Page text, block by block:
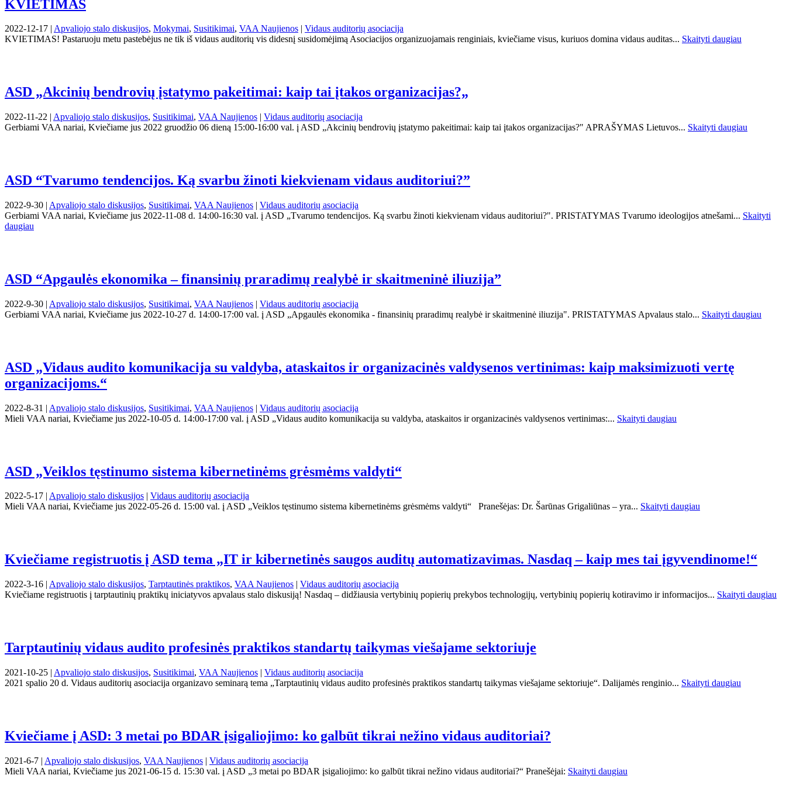
KVIETIMAS
2022-12-17 | Apvaliojo stalo diskusijos, Mokymai, Susitikimai, VAA Naujienos | Vidaus auditorių asociacija
KVIETIMAS! Pastaruoju metu pastebėjus ne tik iš vidaus auditorių vis didesnį susidomėjimą Asociacijos organizuojamais renginiais, kviečiame visus, kuriuos domina vidaus auditas... Skaityti daugiau
ASD „Akcinių bendrovių įstatymo pakeitimai: kaip tai įtakos organizacijas?„
2022-11-22 | Apvaliojo stalo diskusijos, Susitikimai, VAA Naujienos | Vidaus auditorių asociacija
Gerbiami VAA nariai, Kviečiame jus 2022 gruodžio 06 dieną 15:00-16:00 val. į ASD „Akcinių bendrovių įstatymo pakeitimai: kaip tai įtakos organizacijas?" APRAŠYMAS Lietuvos... Skaityti daugiau
ASD “Tvarumo tendencijos. Ką svarbu žinoti kiekvienam vidaus auditoriui?”
2022-9-30 | Apvaliojo stalo diskusijos, Susitikimai, VAA Naujienos | Vidaus auditorių asociacija
Gerbiami VAA nariai, Kviečiame jus 2022-11-08 d. 14:00-16:30 val. į ASD „Tvarumo tendencijos. Ką svarbu žinoti kiekvienam vidaus auditoriui?". PRISTATYMAS Tvarumo ideologijos atnešami... Skaityti
daugiau
ASD “Apgaulės ekonomika – finansinių praradimų realybė ir skaitmeninė iliuzija”
2022-9-30 | Apvaliojo stalo diskusijos, Susitikimai, VAA Naujienos | Vidaus auditorių asociacija
Gerbiami VAA nariai, Kviečiame jus 2022-10-27 d. 14:00-17:00 val. į ASD „Apgaulės ekonomika - finansinių praradimų realybė ir skaitmeninė iliuzija". PRISTATYMAS Apvalaus stalo... Skaityti daugiau
ASD „Vidaus audito komunikacija su valdyba, ataskaitos ir organizacinės valdysenos vertinimas: kaip maksimizuoti vertę
organizacijoms.“
2022-8-31 | Apvaliojo stalo diskusijos, Susitikimai, VAA Naujienos | Vidaus auditorių asociacija
Mieli VAA nariai, Kviečiame jus 2022-10-05 d. 14:00-17:00 val. į ASD „Vidaus audito komunikacija su valdyba, ataskaitos ir organizacinės valdysenos vertinimas:... Skaityti daugiau
ASD „Veiklos tęstinumo sistema kibernetinėms grėsmėms valdyti“
2022-5-17 | Apvaliojo stalo diskusijos
Vidaus auditorių asociacija
Mieli VAA nariai, Kviečiame jus 2022-05-26 d. 15:00 val. į ASD „Veiklos tęstinumo sistema kibernetinėms grėsmėms valdyti“ Pranešėjas: Dr. Šarūnas Grigaliūnas – yra... Skaityti daugiau
Kviečiame registruotis į ASD tema „IT ir kibernetinės saugos auditų automatizavimas. Nasdaq – kaip mes tai įgyvendinome!“
2022-3-16 | Apvaliojo stalo diskusijos, Tarptautinės praktikos, VAA Naujienos | Vidaus auditorių asociacija
Kviečiame registruotis į tarptautinių praktikų iniciatyvos apvalaus stalo diskusiją! Nasdaq – didžiausia vertybinių popierių prekybos technologijų, vertybinių popierių kotiravimo ir informacijos... Skaityti daugiau
Tarptautinių vidaus audito profesinės praktikos standartų taikymas viešajame sektoriuje
2021-10-25 | Apvaliojo stalo diskusijos, Susitikimai, VAA Naujienos | Vidaus auditorių asociacija
2021 spalio 20 d. Vidaus auditorių asociacija organizavo seminarą tema „Tarptautinių vidaus audito profesinės praktikos standartų taikymas viešajame sektoriuje“. Dalijamės renginio... Skaityti daugiau
Kviečiame į ASD: 3 metai po BDAR įsigaliojimo: ko galbūt tikrai nežino vidaus auditoriai?
2021-6-7 | Apvaliojo stalo diskusijos, VAA Naujienos | Vidaus auditorių asociacija
Mieli VAA nariai, Kviečiame jus 2021-06-15 d. 15:30 val. į ASD „3 metai po BDAR įsigaliojimo: ko galbūt tikrai nežino vidaus auditoriai?“ Pranešėjai: Skaityti daugiau